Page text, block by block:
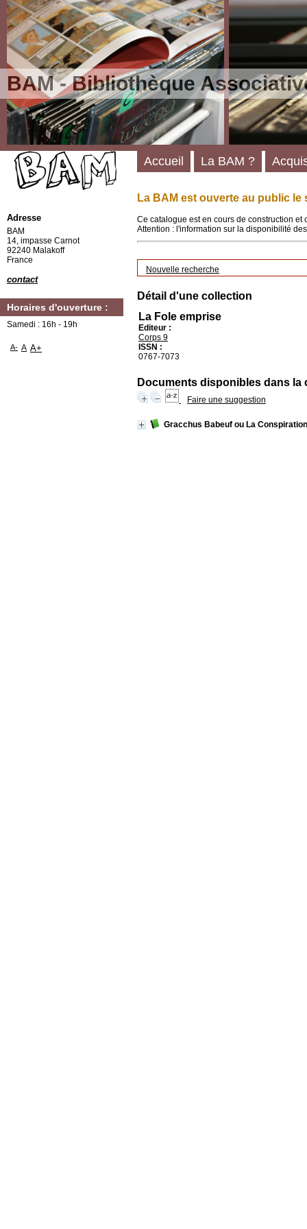
BAM - Bibliothèque
La BAM est ouverte au public le
Ce catalogue est en cours de construction
Attention : l'information sur la disponibilité
Nouvelle recherche
Détail d'une collection
La Fole emprise
Editeur :
Corps 9
ISSN :
0767-7073
Documents disponibles dans la
Faire une suggestion
Gracchus Babeuf ou La
Accueil La BAM ?
Adresse
BAM
14, impasse Carnot
92240 Malakoff
France
contact
Horaires d'ouverture :
Samedi : 16h - 19h
A- A A+